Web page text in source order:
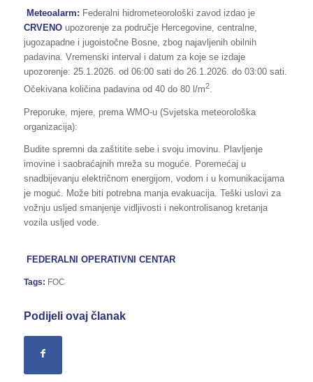
Meteoalarm: Federalni hidrometeorološki zavod izdao je
CRVENOupozorenje za područje Hercegovine, centralne,
jugozapadne i jugoistočne Bosne, zbog najavljenih obilnih
padavina. Vremenski interval i datum za koje se izdaje
upozorenje: 25.1.2026. od 06:00 sati do 26.1.2026. do 03:00 sati.
Očekivana količina padavina od 40 do 80 l/m2.
Preporuke, mjere, prema WMO-u (Svjetska meteorološka
organizacija):
Budite spremni da zaštitite sebe i svoju imovinu. Plavljenje
imovine i saobraćajnih mreža su moguće. Poremećaj u
snadbijevanju električnom energijom, vodom i u komunikacijama
je moguć. Može biti potrebna manja evakuacija. Teški uslovi za
vožnju usljed smanjenje vidljivosti i nekontrolisanog kretanja
vozila usljed vode.
FEDERALNI OPERATIVNI CENTAR
Tags: FOC
Podijeli ovaj članak